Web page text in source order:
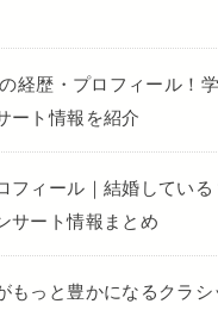
経歴・プロフィール！
ート情報を紹介
フィール｜結婚している
サート情報まとめ
もっと豊かになるクラシ